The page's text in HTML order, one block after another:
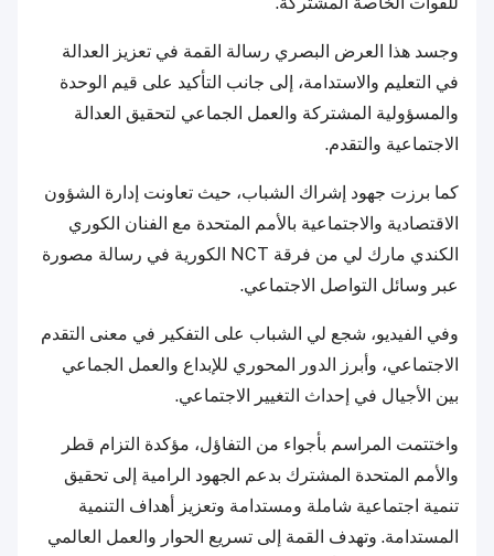
وجسد هذا العرض البصري رسالة القمة في تعزيز العدالة
في التعليم والاستدامة، إلى جانب التأكيد على قيم الوحدة
والمسؤولية المشتركة والعمل الجماعي لتحقيق العدالة
الاجتماعية والتقدم.
كما برزت جهود إشراك الشباب، حيث تعاونت إدارة الشؤون
الاقتصادية والاجتماعية بالأمم المتحدة مع الفنان الكوري
الكندي مارك لي من فرقة NCT الكورية في رسالة مصورة
عبر وسائل التواصل الاجتماعي.
وفي الفيديو، شجع لي الشباب على التفكير في معنى التقدم
الاجتماعي، وأبرز الدور المحوري للإبداع والعمل الجماعي
بين الأجيال في إحداث التغيير الاجتماعي.
واختتمت المراسم بأجواء من التفاؤل، مؤكدة التزام قطر
والأمم المتحدة المشترك بدعم الجهود الرامية إلى تحقيق
تنمية اجتماعية شاملة ومستدامة وتعزيز أهداف التنمية
المستدامة. وتهدف القمة إلى تسريع الحوار والعمل العالمي